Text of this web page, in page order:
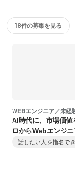
18件の募集を見る
WEBエンジニア／未経
AI時代に、市場価値
ロからWebエンジニ
話したい人を指名でき